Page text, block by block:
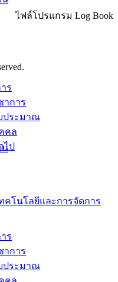
ร
าการ
ประมาณ
คล
ไป
คโนโลยีและการจัดการ
ไฟล์โปรแกรม Log Book
น
ร
าการ
ประมาณ